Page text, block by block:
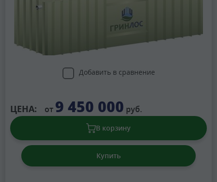
Добавить в сравнение
ЦЕНА: от 9 450 000 руб.
В корзину
Купить